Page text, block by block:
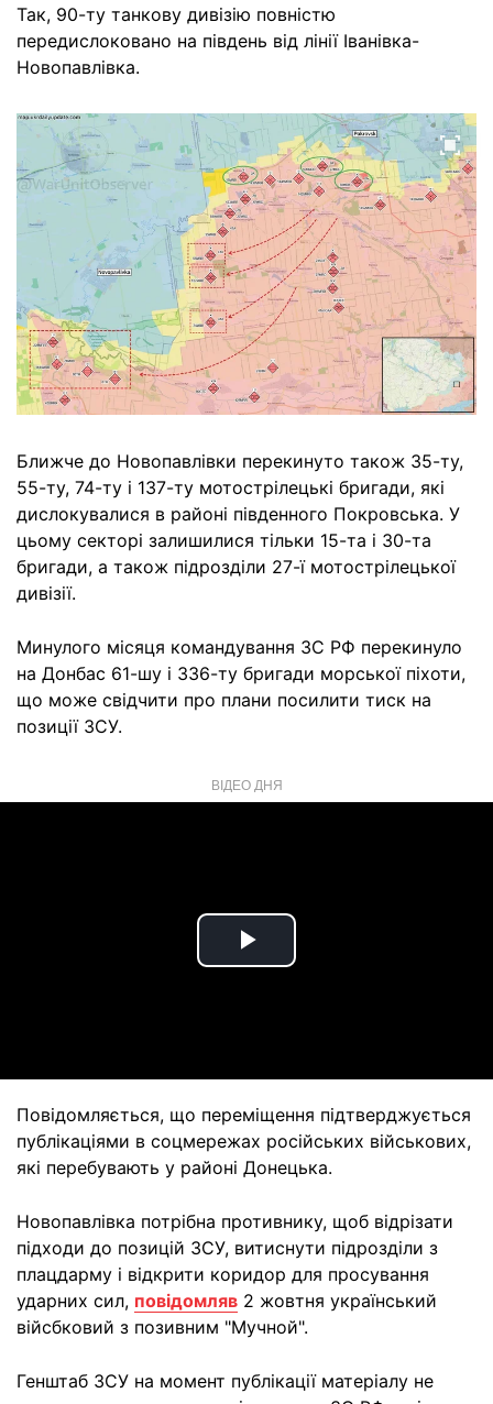
Так, 90-ту танкову дивізію повністю
передислоковано на південь від лінії Іванівка-
Новопавлівка.
Ближче до Новопавлівки перекинуто також 35-ту,
55-ту, 74-ту і 137-ту мотострілецькі бригади, які
дислокувалися в районі південного Покровська. У
цьому секторі залишилися тільки 15-та і 30-та
бригади, а також підрозділи 27-ї мотострілецької
дивізії.
Минулого місяця командування ЗС РФ перекинуло
на Донбас 61-шу і 336-ту бригади морської піхоти,
що може свідчити про плани посилити тиск на
позиції ЗСУ.
ВІДЕО ДНЯ
Play
Повідомляється, що переміщення підтверджується
публікаціями в соцмережах російських військових,
які перебувають у районі Донецька.
Новопавлівка потрібна противнику, щоб відрізати
підходи до позицій ЗСУ, витиснути підрозділи з
плацдарму і відкрити коридор для просування
ударних сил, повідомляв 2 жовтня український
війсбковий з позивним "Мучной".
Генштаб ЗСУ на момент публікації матеріалу не